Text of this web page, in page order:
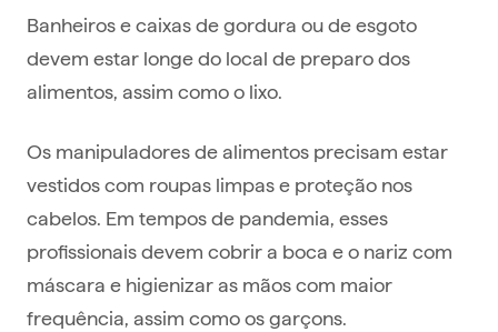
Banheiros e caixas de gordura ou de esgoto
devem estar longe do local de preparo dos
alimentos, assim como o lixo.
Os manipuladores de alimentos precisam estar
vestidos com roupas limpas e proteção nos
cabelos. Em tempos de pandemia, esses
profissionais devem cobrir a boca e o nariz com
máscara e higienizar as mãos com maior
frequência, assim como os garçons.